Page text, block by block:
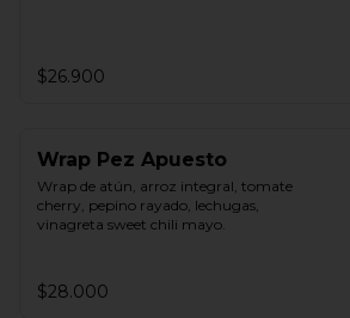
$26.900
Wrap Pez Apuesto
Wrap de atún, arroz integral, tomate
cherry, pepino rayado, lechugas,
vinagreta sweet chili mayo.
$28.000